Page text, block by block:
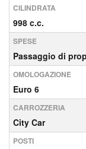
CILINDRATA
998 c.c.
SPESE
Passaggio di
OMOLOGAZIONE
Euro 6
CARROZZERIA
City Car
POSTI